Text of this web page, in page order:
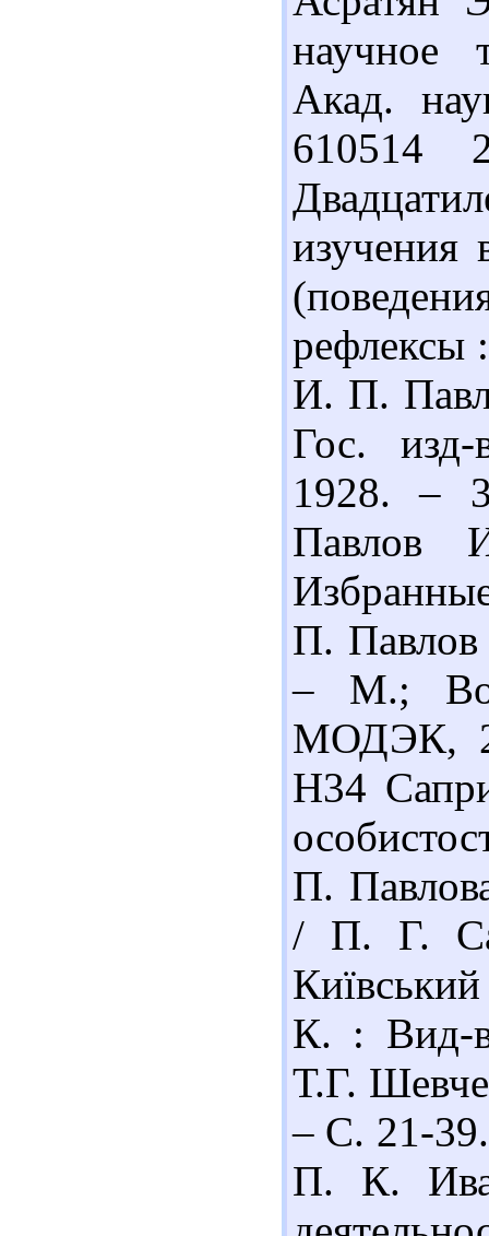
научное
Акад.
610514
изучения
рефлексы
И. П.
Гос.
1928. –
П.
– М.;
МОДЭК,
Н34
П.
/ П. Г.
К. : Вид-
Т.Г.
– С. 21-
П. К.